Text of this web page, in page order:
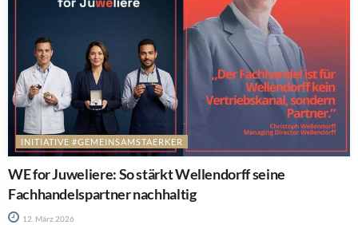
INITIATIVE #GEMEINSAMSTAERKER
WE for Juweliere: So stärkt Wellendorff seine
Fachhandelspartner nachhaltig
12. März 2026